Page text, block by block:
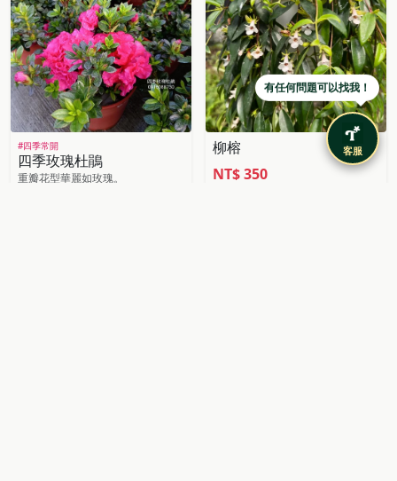
#四季常開
四季玫瑰杜鵑
重瓣花型華麗如玫瑰。
柳榕
NT$350
有任何問題可以找我！
客服